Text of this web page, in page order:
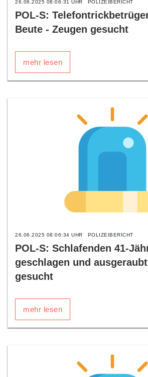
26.06.2025 08:06:31 UHR POLIZEIBERICHT
POL-S:
Beute - Zeugen gesucht
mehr lesen
26.06.2025 08:06:34 UHR POLIZEIBERICHT
POL-S: Schlafenden 41-
geschlagen und
gesucht
mehr lesen